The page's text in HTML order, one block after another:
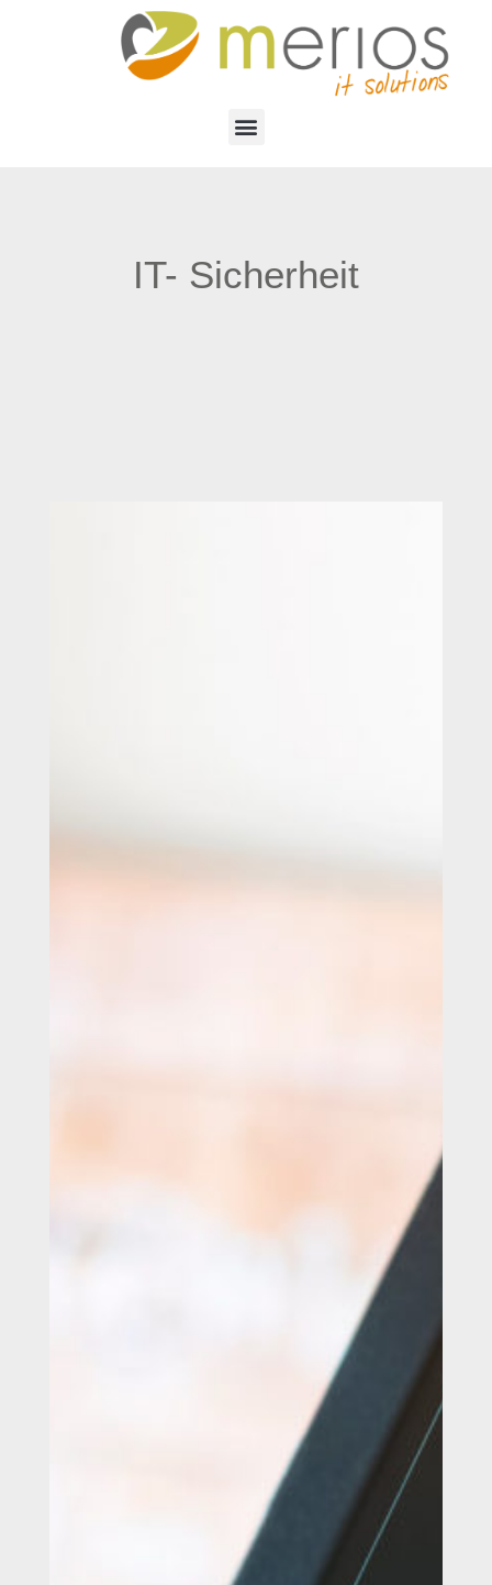
IT- Sicherheit